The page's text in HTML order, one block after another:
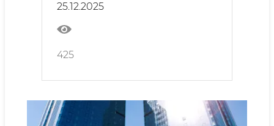
TARTIBDAGI LITSENZIYALAR
BERISH BO‘YICHA TANLOV
E’LON QILINADI
25.12.2025
425